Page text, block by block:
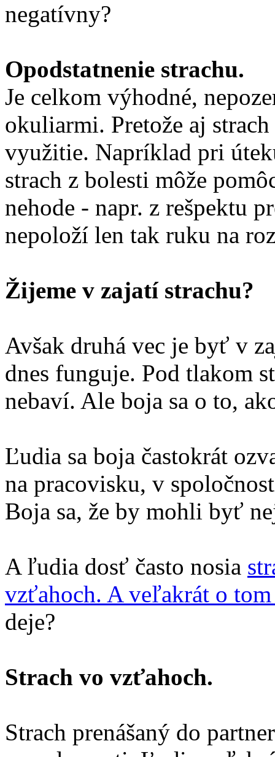
negatívny?
Opodstatnenie strachu.
Je celkom výhodné,
okuliarmi. Pretože aj
využitie. Napríklad pri
strach z bolesti môže
nehode - napr. z rešpektu
nepoloží len tak ruku na
Žijeme v zajatí strachu?
Avšak druhá vec je byť v
dnes funguje. Pod tlakom
nebaví. Ale boja sa o to,
Ľudia sa boja častokrát
na pracovisku, v
Boja sa, že by mohli byť
A ľudia dosť často nosia
vzťahoch. A veľakrát o
deje?
Strach vo vzťahoch.
Strach prenášaný do